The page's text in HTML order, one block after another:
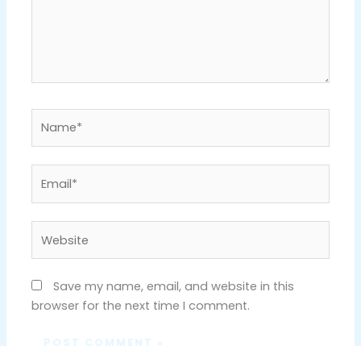
Save my name, email, and website in this
browser for the next time I comment.